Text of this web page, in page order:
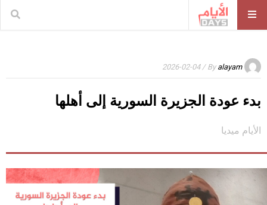
By alayam
/ 2026-02-04
بدء عودة الجزيرة السورية إلى أهلها
الأيام ميديا